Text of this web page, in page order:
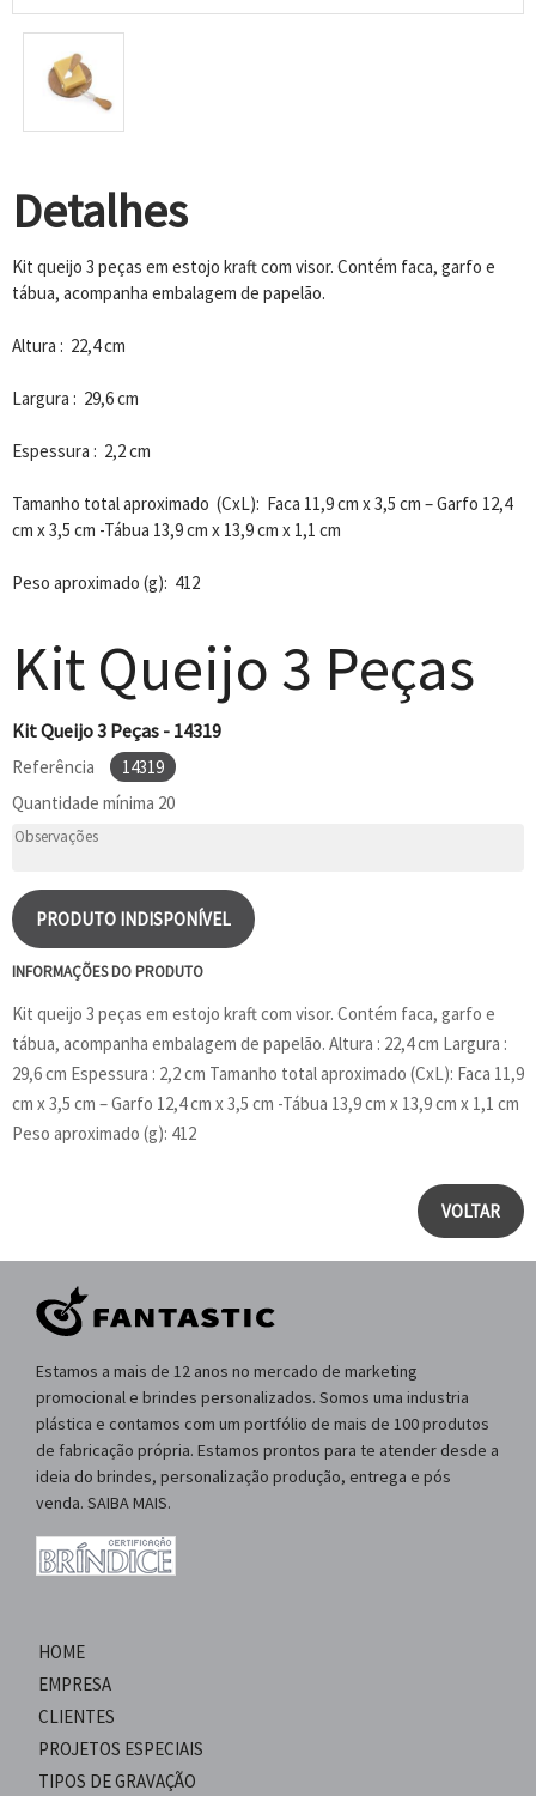
Detalhes
Kit queijo 3 peças em estojo kraft com visor. Contém faca, garfo e
tábua, acompanha embalagem de papelão.
Altura : 22,4 cm
Largura : 29,6 cm
Espessura : 2,2 cm
Tamanho total aproximado (CxL): Faca 11,9 cm x 3,5 cm – Garfo 12,4
cm x 3,5 cm -Tábua 13,9 cm x 13,9 cm x 1,1 cm
Peso aproximado (g): 412
Kit Queijo 3 Peças
Kit Queijo 3 Peças - 14319
Referência
14319
Quantidade mínima 20
PRODUTO INDISPONÍVEL
INFORMAÇÕES DO PRODUTO
Kit queijo 3 peças em estojo kraft com visor. Contém faca, garfo e
tábua, acompanha embalagem de papelão. Altura : 22,4 cm Largura :
29,6 cm Espessura : 2,2 cm Tamanho total aproximado (CxL): Faca 11,9
cm x 3,5 cm – Garfo 12,4 cm x 3,5 cm -Tábua 13,9 cm x 13,9 cm x 1,1 cm
Peso aproximado (g): 412
VOLTAR
Estamos a mais de 12 anos no mercado de marketing
promocional e brindes personalizados. Somos uma industria
plástica e contamos com um portfólio de mais de 100 produtos
de fabricação própria. Estamos prontos para te atender desde a
ideia do brindes, personalização produção, entrega e pós
venda. SAIBA MAIS.
HOME
EMPRESA
CLIENTES
PROJETOS ESPECIAIS
TIPOS DE GRAVAÇÃO